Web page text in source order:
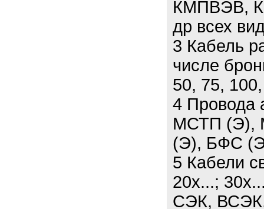
КМПВЭВ,
др всех
3 Кабель
числе
50, 75,
4
МСТП (Э),
(Э), БФС
5 Кабели
20х...;
СЭК,